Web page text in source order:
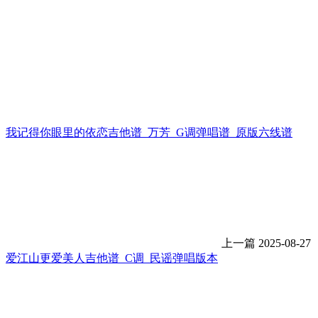
我记得你眼里的依恋吉他谱_万芳_G调弹唱谱_原版六线谱
上一篇 2025-08-27
爱江山更爱美人吉他谱_C调_民谣弹唱版本